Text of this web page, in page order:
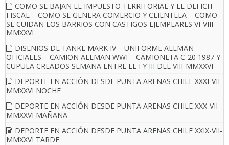
COMO SE BAJAN EL IMPUESTO TERRITORIAL Y EL DEFICIT
FISCAL – COMO SE GENERA COMERCIO Y CLIENTELA – COMO
SE CUIDAN LOS BARRIOS CON CASTIGOS EJEMPLARES VI-VIII-
MMXXVI
DISENIOS DE TANKE MARK IV – UNIFORME ALEMAN
OFICIALES – CAMION ALEMAN WWI – CAMIONETA C-20 1987 Y
CUPULA CREADOS SEMANA ENTRE EL I Y III DEL VIII-MMXXVI
DEPORTE EN ACCIÓN DESDE PUNTA ARENAS CHILE XXXI-VII-
MMXXVI NOCHE
DEPORTE EN ACCIÓN DESDE PUNTA ARENAS CHILE XXX-VII-
MMXXVI MAÑANA
DEPORTE EN ACCIÓN DESDE PUNTA ARENAS CHILE XXIX-VII-
MMXXVI TARDE